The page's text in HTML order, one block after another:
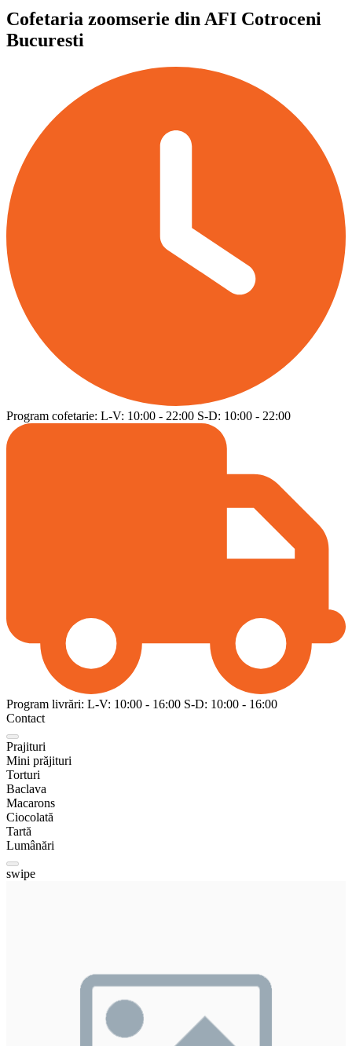
Cofetaria zoomserie din AFI Cotroceni
Bucuresti
Program cofetarie: L-V: 10:00 - 22:00 S-D: 10:00 - 22:00
Program livrări: L-V: 10:00 - 16:00 S-D: 10:00 - 16:00
Contact
Prajituri
Mini prăjituri
Torturi
Baclava
Macarons
Ciocolată
Tartă
Lumânări
swipe